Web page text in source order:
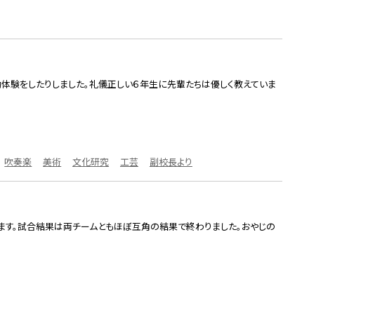
をしたりしました。礼儀正しい６年生に先輩たちは優しく教えていま
吹奏楽 美術 文化研究 工芸 副校長より
。試合結果は両チームともほぼ互角の結果で終わりました。おやじの